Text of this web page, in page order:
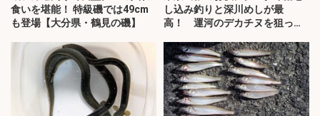
食いを堪能！ 特級磯では49cm
も登場【大分県・鶴見の磯】
し込み釣りと深川めしが最
高！ 運河のデカチヌを狙って